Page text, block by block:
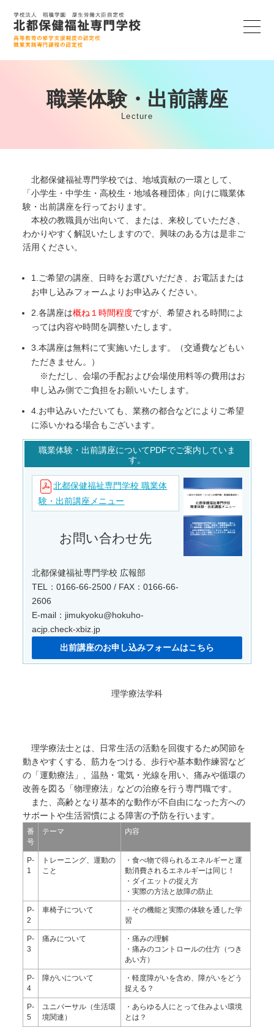
職業体験・出前講座
Lecture
北都保健福祉専門学校では、地域貢献の一環として、
「小学生・中学生・高校生・地域各種団体」向けに職業体
験・出前講座を行っております。
本校の教職員が出向いて、または、来校していただき、
わかりやすく解説いたしますので、興味のある方は是非ご
活用ください。
1.ご希望の講座、日時をお選びいだだき、お電話または
お申し込みフォームよりお申込みください。
2.各講座は概ね１時間程度ですが、希望される時間によ
っては内容や時間を調整いたします。
3.本講座は無料にて実施いたします。（交通費などもい
ただきません。）
※ただし、会場の手配および会場使用料等の費用はお
申し込み側でご負担をお願いいたします。
4.お申込みいただいても、業務の都合などによりご希望
に添いかねる場合もございます。
職業体験・出前講座についてPDFでご案内していま
す。
北都保健福祉専門学校 職業体
験・出前講座メニュー
お問い合わせ先
北都保健福祉専門学校 広報部
TEL：0166-66-2500 / FAX：0166-66-
2606
E-mail：jimukyoku@hokuho-
acjp.check-xbiz.jp
出前講座のお申し込みフォームはこちら
理学療法学科
理学療法士とは、日常生活の活動を回復するため関節を
動きやすくする、筋力をつける、歩行や基本動作練習など
の「運動療法」、温熱・電気・光線を用い、痛みや循環の
改善を図る「物理療法」などの治療を行う専門職です。
また、高齢となり基本的な動作が不自由になった方への
サポートや生活習慣による障害の予防を行います。
番
号
テーマ 内容
P-
1
トレーニング、運動の
こと
・食べ物で得られるエネルギーと運
動消費されるエネルギーは同じ！
・ダイエットの捉え方
・実際の方法と故障の防止
P-
2
車椅子について
・その機能と実際の体験を通した学
習
P-
3
痛みについて
・痛みの理解
・痛みのコントロールの仕方（つき
あい方）
P-
4
障がいについて
・軽度障がいを含め、障がいをどう
捉える？
P-
5
ユニバーサル（生活環
境関連）
・あらゆる人にとって住みよい環境
とは？